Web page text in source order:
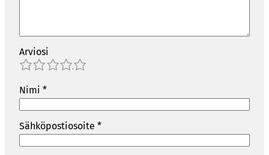
Arviosi
4
3
2
1
Nimi *
Sähköpostiosoite *